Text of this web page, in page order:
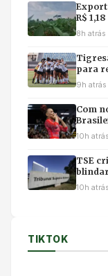
R$
8h atrás
para
9h atrás
Com
final
10h atrás
TSE
ilícito
10h atrás
TIKTOK